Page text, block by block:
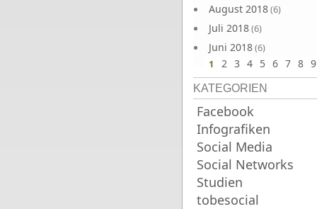
August 2018(6)
Juli 2018(6)
Juni 2018(6)
1 2 3 4 5 6 7 8 9
KATEGORIEN
Facebook
Infografiken
Social Media
Social Networks
Studien
tobesocial